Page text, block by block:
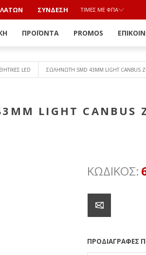
ΣΎΝΔΕΣΗ ΤΙΜΈΣ ΜΕ ΦΠΑ
ΠΡΟΪΌΝΤΑ PROMOS
LED ΣΩΛΗΝΩΤΗ SMD 43MM LIGHT CANBUS
LIGHT CANBUS
ΚΩΔΙΚΟΣ:
ΠΡΟΔΙΑΓΡΑΦΈΣ